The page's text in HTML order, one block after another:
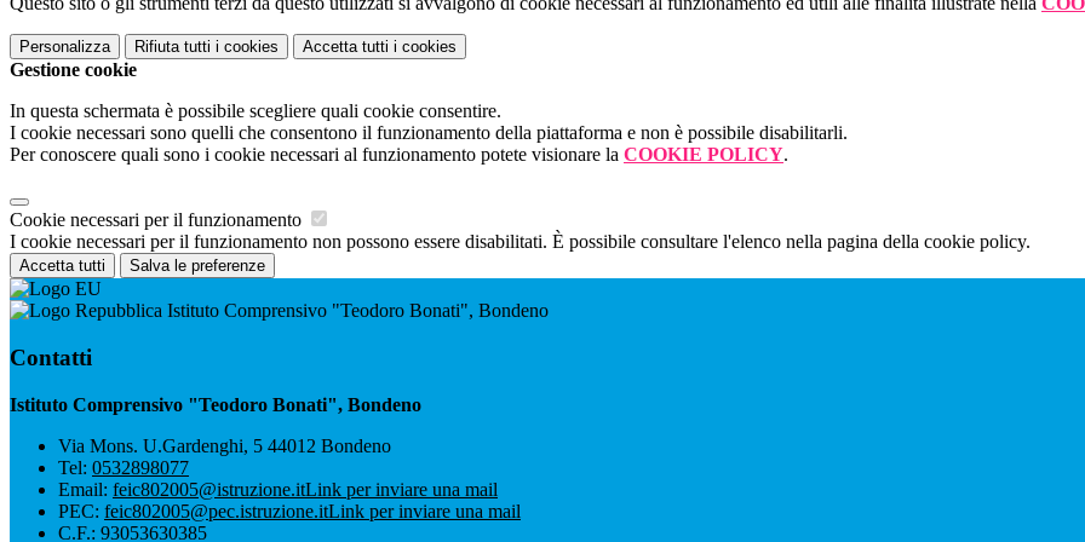
Personalizza Rifiuta tutti i cookies Accetta tutti i cookies
Gestione cookie
In questa schermata è possibile scegliere quali cookie consentire.
I cookie necessari sono quelli che consentono il funzionamento della piattaforma e non è possibile disabilitarli.
Per conoscere quali sono i cookie necessari al funzionamento potete visionare la COOKIE POLICY.
Cookie necessari per il funzionamento
I cookie necessari per il funzionamento non possono essere disabilitati. È possibile consultare l'elenco nella pagina della cookie policy.
Accetta tutti Salva le preferenze
Istituto Comprensivo "Teodoro Bonati", Bondeno
Contatti
Istituto Comprensivo "Teodoro Bonati", Bondeno
Via Mons. U.Gardenghi, 5 44012 Bondeno
Tel: 0532898077
Email: feic802005@istruzione.itLink per inviare una mail
PEC: feic802005@pec.istruzione.itLink per inviare una mail
C.F.: 93053630385